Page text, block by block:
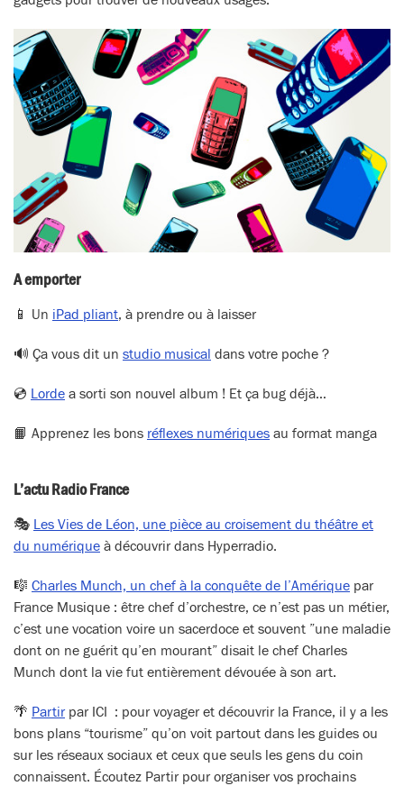
A emporter
📱 Un iPad pliant, à prendre ou à laisser
🔊 Ça vous dit un studio musical dans votre poche ?
💿 Lorde a sorti son nouvel album ! Et ça bug déjà…
📙 Apprenez les bons réflexes numériques au format manga
L’actu Radio France
🎭 Les Vies de Léon, une pièce au croisement du théâtre et
du numérique à découvrir dans Hyperradio.
🎼 Charles Munch, un chef à la conquête de l’Amérique par
France Musique : être chef d’orchestre, ce n’est pas un métier,
c’est une vocation voire un sacerdoce et souvent ”une maladie
dont on ne guérit qu’en mourant” disait le chef Charles
Munch dont la vie fut entièrement dévouée à son art.
🌴 Partirpar ICI : pour voyager et découvrir la France, il y a les
bons plans “tourisme” qu’on voit partout dans les guides ou
sur les réseaux sociaux et ceux que seuls les gens du coin
connaissent. Écoutez Partir pour organiser vos prochains